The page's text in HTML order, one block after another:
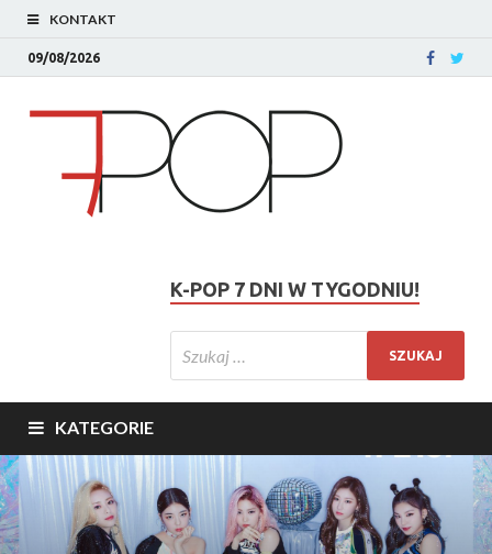
KONTAKT
09/08/2026
K-POP 7 DNI W TYGODNIU!
KATEGORIE